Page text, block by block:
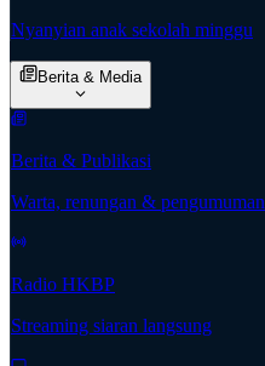
Nyanyian anak sekolah minggu
Berita & Media
Berita & Publikasi
Warta, renungan & pengumuman
Radio HKBP
Streaming siaran langsung